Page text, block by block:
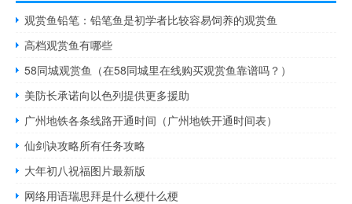
观赏鱼铅笔：铅笔鱼是初学者比较容易饲养的观赏鱼
高档观赏鱼有哪些
58同城观赏鱼（在58同城里在线购买观赏鱼靠谱吗？）
美防长承诺向以色列提供更多援助
广州地铁各条线路开通时间（广州地铁开通时间表）
仙剑诀攻略所有任务攻略
大年初八祝福图片最新版
网络用语瑞思拜是什么梗什么梗